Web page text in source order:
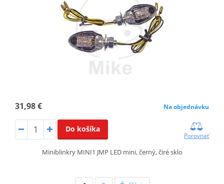
31,98 € Na objednávku
Do košíka
Porovnať
Miniblinkry MINI1 JMP LED mini, černý, čiré sklo